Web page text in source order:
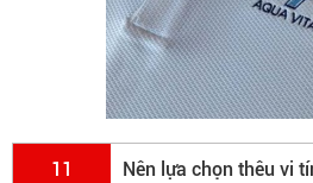
11 Nên lựa chọn thêu vi